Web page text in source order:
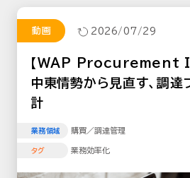
動画 2026/07/29
【WAP Procurement
中東情勢から見直す、調達
計
業務領域 購買／調達管理
タグ 業務効率化